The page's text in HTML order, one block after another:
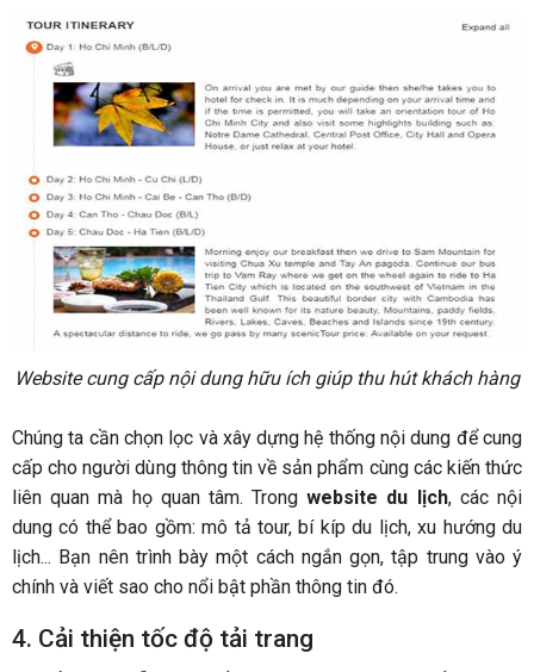
Website cung cấp nội dung hữu ích giúp thu hút khách hàng
Chúng ta cần chọn lọc và xây dựng hệ thống nội dung để cung
cấp cho người dùng thông tin về sản phẩm cùng các kiến thức
liên quan mà họ quan tâm. Trongwebsite du lịch, các nội
dung có thể bao gồm: mô tả tour, bí kíp du lịch, xu hướng du
lịch... Bạn nên trình bày một cách ngắn gọn, tập trung vào ý
chính và viết sao cho nổi bật phần thông tin đó.
4. Cải thiện tốc độ tải trang